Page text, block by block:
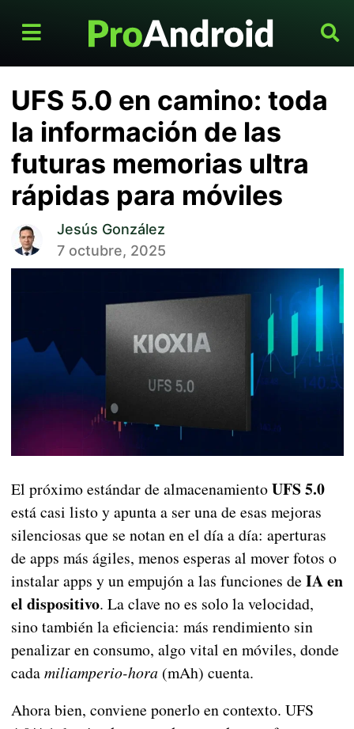
UFS 5.0 en camino: toda
la información de las
futuras memorias ultra
rápidas para móviles
Jesús González
7 octubre, 2025
El próximo estándar de almacenamientoUFS 5.0
está casi listo y apunta a ser una de esas mejoras
silenciosas que se notan en el día a día: aperturas
de apps más ágiles, menos esperas al mover fotos o
instalar apps y un empujón a las funciones de IA en
el dispositivo. La clave no es solo la velocidad,
sino también la eficiencia: más rendimiento sin
penalizar en consumo, algo vital en móviles, donde
cadamiliamperio-hora(mAh) cuenta.
Ahora bien, conviene ponerlo en contexto. UFS